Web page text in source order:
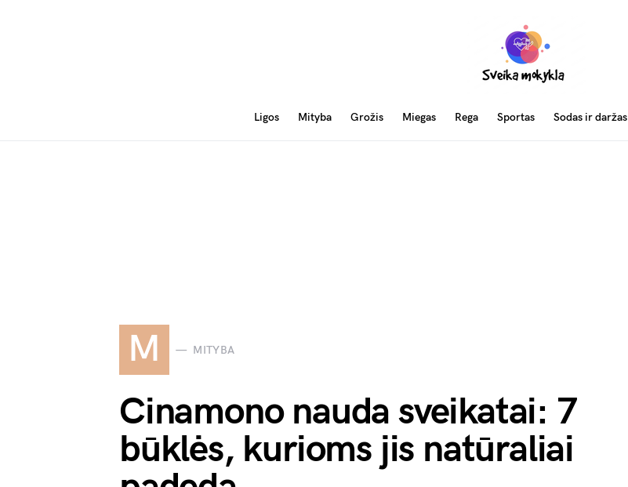
Ligos Mityba Grožis Miegas Rega Sportas Sodas ir daržas
M MITYBA
Cinamono nauda sveikatai: 7
būklės, kurioms jis natūraliai